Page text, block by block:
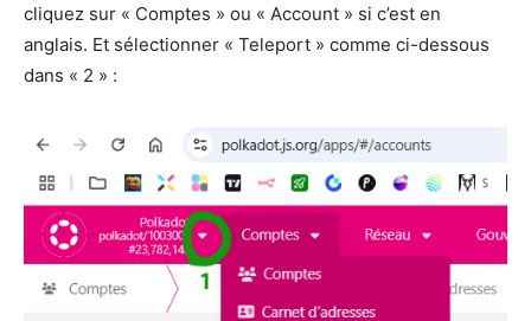
cliquez sur « Comptes » ou « Account » si c’est en
anglais. Et sélectionner « Teleport » comme ci-dessous
dans « 2 » :